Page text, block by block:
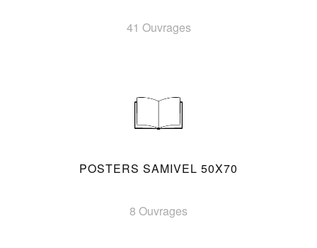
41 Ouvrages
POSTERS SAMIVEL 50X70
8 Ouvrages